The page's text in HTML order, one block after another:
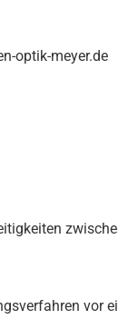
optik-meyer.de
vor